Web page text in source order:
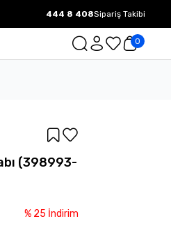
1000 TL ve üzeri Ücretsiz Kargo.
444 8 408Sipariş Takibi
0
(398993-
% 25 İndirim